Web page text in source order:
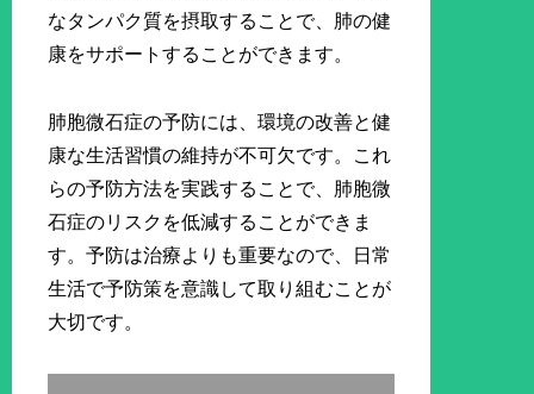
なタンパク質を摂取することで、肺の健
康をサポートすることができます。
肺胞微石症の予防には、環境の改善と健
康な生活習慣の維持が不可欠です。これ
らの予防方法を実践することで、肺胞微
石症のリスクを低減することができま
す。予防は治療よりも重要なので、日常
生活で予防策を意識して取り組むことが
大切です。